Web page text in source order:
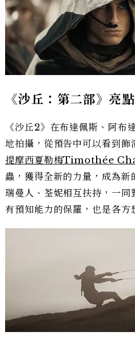
《沙丘：第二部》亮
《沙丘2》在布達佩斯、阿布
地拍攝，從預告中可以看到飾
提摩西夏勒梅Timothée
蟲，獲得全新的力量，成為新
瑞曼人、荃妮相互扶持，一同
有預知能力的保羅，也是各方